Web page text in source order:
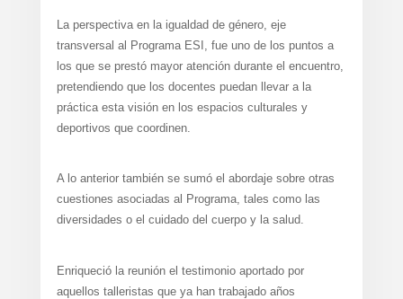
La perspectiva en la igualdad de género, eje
transversal al Programa ESI, fue uno de los puntos a
los que se prestó mayor atención durante el encuentro,
pretendiendo que los docentes puedan llevar a la
práctica esta visión en los espacios culturales y
deportivos que coordinen.
A lo anterior también se sumó el abordaje sobre otras
cuestiones asociadas al Programa, tales como las
diversidades o el cuidado del cuerpo y la salud.
Enriqueció la reunión el testimonio aportado por
aquellos talleristas que ya han trabajado años